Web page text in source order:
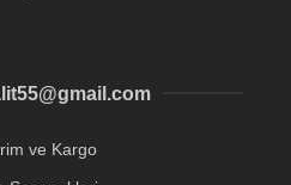
ve Kargo